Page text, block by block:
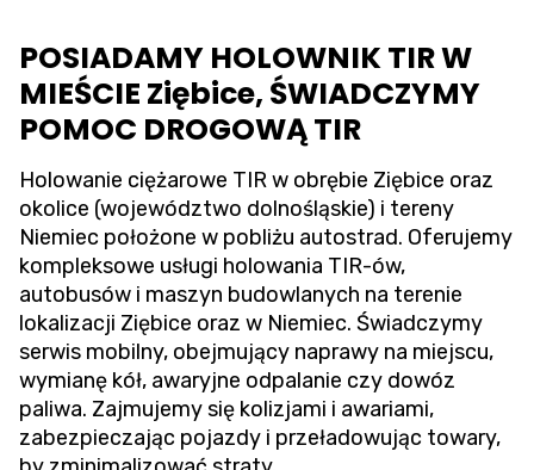
POSIADAMY HOLOWNIK TIR W
MIEŚCIE Ziębice, ŚWIADCZYMY
POMOC DROGOWĄ TIR
Holowanie ciężarowe TIR w obrębie Ziębice oraz
okolice (województwo dolnośląskie) i tereny
Niemiec położone w pobliżu autostrad. Oferujemy
kompleksowe usługi holowania TIR-ów,
autobusów i maszyn budowlanych na terenie
lokalizacji Ziębice oraz w Niemiec. Świadczymy
serwis mobilny, obejmujący naprawy na miejscu,
wymianę kół, awaryjne odpalanie czy dowóz
paliwa. Zajmujemy się kolizjami i awariami,
zabezpieczając pojazdy i przeładowując towary,